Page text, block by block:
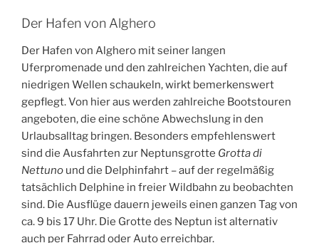
Der Hafen von Alghero
Der Hafen von Alghero mit seiner langen
Uferpromenade und den zahlreichen Yachten, die auf
niedrigen Wellen schaukeln, wirkt bemerkenswert
gepflegt. Von hier aus werden zahlreiche Bootstouren
angeboten, die eine schöne Abwechslung in den
Urlaubsalltag bringen. Besonders empfehlenswert
sind die Ausfahrten zur Neptunsgrotte Grotta di
Nettuno und die Delphinfahrt – auf der regelmäßig
tatsächlich Delphine in freier Wildbahn zu beobachten
sind. Die Ausflüge dauern jeweils einen ganzen Tag von
ca. 9 bis 17 Uhr. Die Grotte des Neptun ist alternativ
auch per Fahrrad oder Auto erreichbar.